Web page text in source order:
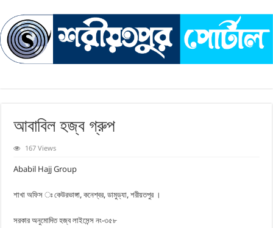
আবাবিল হজ্ব গ্রুপ
167 Views
Ababil Hajj Group
শাখা অফিস ঃ কেউরভাঙ্গা, কনেশ্বর, ডামুড্যা, শরীয়তপুর ।
সরকার অনুমোদিত হজ্ব লাইসেন্স নং-৩৫৮